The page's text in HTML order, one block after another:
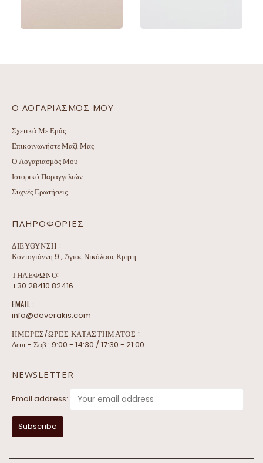
Ο ΛΟΓΑΡΙΑΣΜΌΣ ΜΟΥ
Σχετικά Με Εμάς
Επικοινωνήστε Μαζί Μας
Ο Λογαριασμός Μου
Ιστορικό Παραγγελιών
Συχνές Ερωτήσεις
ΠΛΗΡΟΦΟΡΊΕΣ
ΔΙΕΎΘΥΝΣΗ :
Κοντογιάννη 9 , Άγιος Νικόλαος Κρήτη
ΤΗΛΕΦΩΝΟ:
+30 28410 82416
EMAIL :
info@deverakis.com
ΗΜΕΡΕΣ/ΩΡΕΣ ΚΑΤΑΣΤΗΜΑΤΟΣ :
Δευτ - Σαβ : 9:00 - 14:30 / 17:30 - 21:00
NEWSLETTER
Email address: